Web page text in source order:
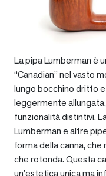
La pipa Lumberman è
“Canadian” nel vasto
lungo bocchino dritto
leggermente
funzionalità distintivi.
Lumberman e altre
forma della canna,
che rotonda. Questa
un’estetica unica ma